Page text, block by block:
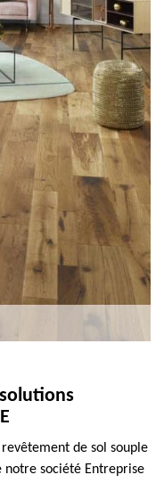
de sol souple
notre société Entreprise